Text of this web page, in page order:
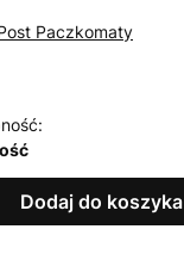
Paczkomaty
Dodaj do koszyka